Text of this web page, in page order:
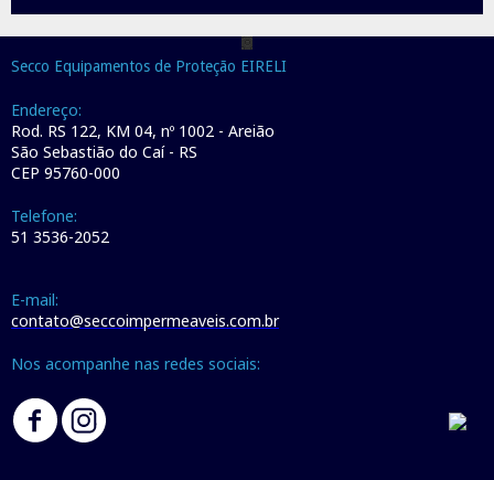
Secco Equipamentos de Proteção EIRELI
Endereço:
Rod. RS 122, KM 04, nº 1002 - Areião
São Sebastião do Caí - RS
CEP 95760-000
Telefone:
51 3536-2052
E-mail:
contato@seccoimpermeaveis.com.br
Nos acompanhe nas redes sociais: